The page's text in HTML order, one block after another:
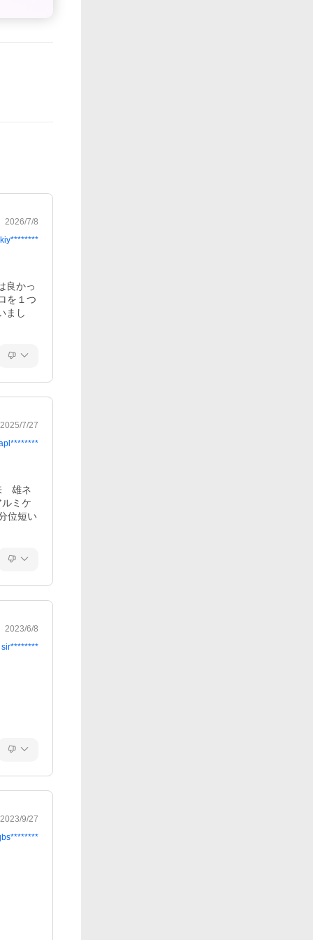
2026/7/8
kiy********
良かっ
を１つ
まし
2025/7/27
雄ネ
ミケ
位短い
2023/6/8
sir********
2023/9/27